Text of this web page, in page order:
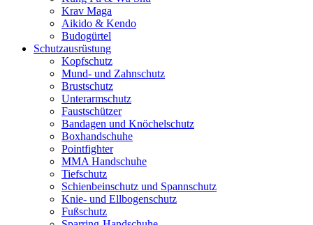
Krav Maga
Aikido & Kendo
Budogürtel
Schutzausrüstung
Kopfschutz
Mund- und Zahnschutz
Brustschutz
Unterarmschutz
Faustschützer
Bandagen und Knöchelschutz
Boxhandschuhe
Pointfighter
MMA Handschuhe
Tiefschutz
Schienbeinschutz und Spannschutz
Knie- und Ellbogenschutz
Fußschutz